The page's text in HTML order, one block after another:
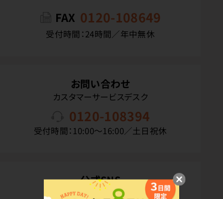
FAX 0120-108649
受付時間：24時間／年中無休
お問い合わせ
カスタマーサービスデスク
0120-108394
受付時間：10:00〜16:00／土日祝休
公式SNS